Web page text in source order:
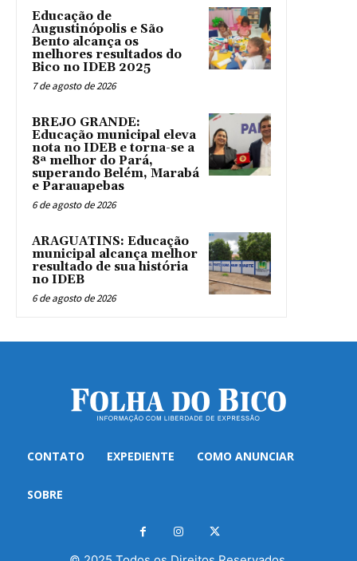
Educação de
Augustinópolis e São
Bento alcança os
melhores resultados do
Bico no IDEB 2025
7 de agosto de 2026
BREJO GRANDE:
Educação municipal eleva
nota no IDEB e torna-se a
8ª melhor do Pará,
superando Belém, Marabá
e Parauapebas
6 de agosto de 2026
ARAGUATINS: Educação
municipal alcança melhor
resultado de sua história
no IDEB
6 de agosto de 2026
CONTATO EXPEDIENTE COMO ANUNCIAR
SOBRE